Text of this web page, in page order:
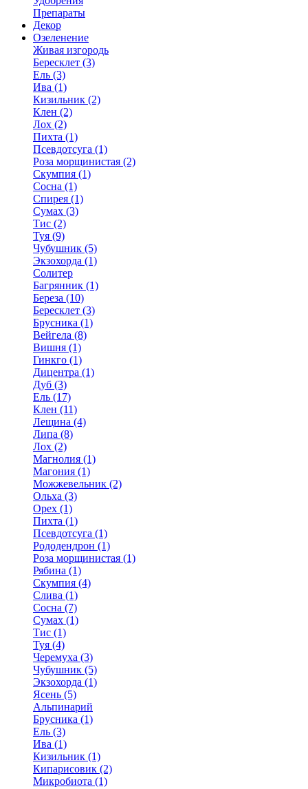
Препараты
Декор
Озеленение
Живая изгородь
Бересклет (3)
Ель (3)
Ива (1)
Кизильник (2)
Клен (2)
Лох (2)
Пихта (1)
Псевдотсуга (1)
Роза морщинистая (2)
Скумпия (1)
Сосна (1)
Спирея (1)
Сумах (3)
Тис (2)
Туя (9)
Чубушник (5)
Экзохорда (1)
Солитер
Багрянник (1)
Береза (10)
Бересклет (3)
Брусника (1)
Вейгела (8)
Вишня (1)
Гинкго (1)
Дицентра (1)
Дуб (3)
Ель (17)
Клен (11)
Лещина (4)
Липа (8)
Лох (2)
Магнолия (1)
Магония (1)
Можжевельник (2)
Ольха (3)
Орех (1)
Пихта (1)
Псевдотсуга (1)
Рододендрон (1)
Роза морщинистая (1)
Рябина (1)
Скумпия (4)
Слива (1)
Сосна (7)
Сумах (1)
Тис (1)
Туя (4)
Черемуха (3)
Чубушник (5)
Экзохорда (1)
Ясень (5)
Альпинарий
Брусника (1)
Ель (3)
Ива (1)
Кизильник (1)
Кипарисовик (2)
Микробиота (1)